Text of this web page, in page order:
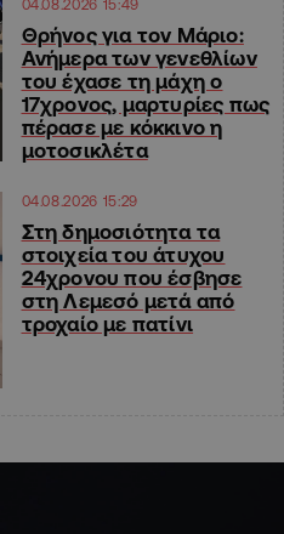
04.08.2026 15:49
Θρήνος για τον Μάριο:
Ανήμερα των γενεθλίων
του έχασε τη μάχη ο
17χρονος, μαρτυρίες πως
πέρασε με κόκκινο η
μοτοσικλέτα
04.08.2026 15:29
Στη δημοσιότητα τα
στοιχεία του άτυχου
24χρονου που έσβησε
στη Λεμεσό μετά από
τροχαίο με πατίνι